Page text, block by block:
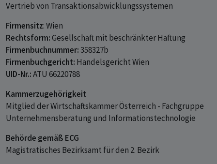
Vertrieb von Transaktionsabwicklungssystemen
Firmensitz: Wien
Rechtsform:Gesellschaft mit beschränkter Haftung
Firmenbuchnummer:358327b
Firmenbuchgericht: Handelsgericht Wien
UID-Nr.:ATU 66220788
Kammerzugehörigkeit
Mitglied der Wirtschaftskammer Österreich - Fachgruppe
Unternehmensberatung und Informationstechnologie
Behörde gemäß ECG
Magistratisches Bezirksamt für den 2. Bezirk